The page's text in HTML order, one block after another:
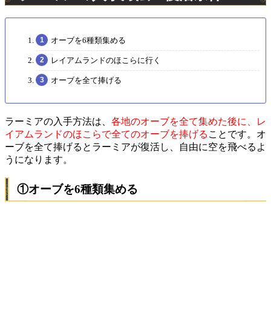
オーブを6種類集める
レイアムランドのほこらに行く
オーブを全て捧げる
ラーミアの入手方法は、 各地のオーブを全て集めた後に、レ
イアムランドのほこらで全てのオーブを捧げる ことです。オ
ーブを全て捧げるとラーミアが復活し、自由に空を飛べるよ
うになります。
①オーブを6種類集める